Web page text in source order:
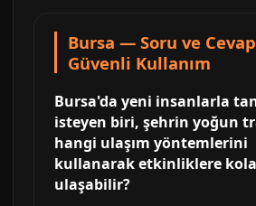
Bursa — Soru ve
Güvenli Kullanım
Bursa'da yeni insanlarla
isteyen biri, şehrin yoğun
hangi ulaşım yöntemlerini
kullanarak etkinliklere
ulaşabilir?